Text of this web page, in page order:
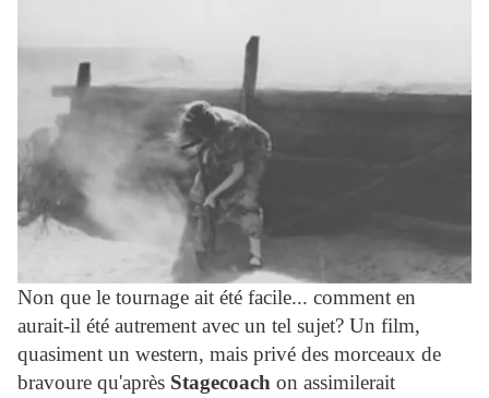
Non que le tournage ait été facile... comment en
aurait-il été autrement avec un tel sujet? Un film,
quasiment un western, mais privé des morceaux de
bravoure qu'après Stagecoach on assimilerait